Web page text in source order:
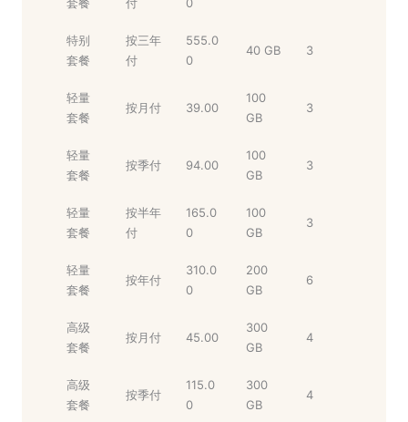
特别
套餐
按三年
付
555.0
0
40 GB 3
轻量
套餐
按月付 39.00
100
GB
3
轻量
套餐
按季付 94.00
100
GB
3
轻量
套餐
按半年
付
165.0
0
100
GB
3
轻量
套餐
按年付
310.0
0
200
GB
6
高级
套餐
按月付 45.00
300
GB
4
高级
套餐
按季付
115.0
0
300
GB
4